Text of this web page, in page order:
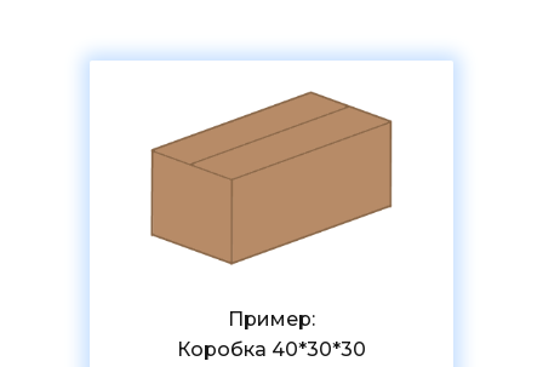
Пример:
Коробка 40*30*30